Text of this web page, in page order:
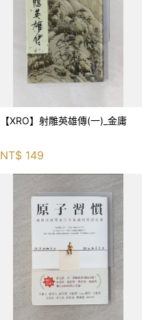
【XRO】射雕英雄傳(一)_金庸
NT$ 149